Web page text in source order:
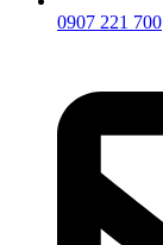
0907 221 700